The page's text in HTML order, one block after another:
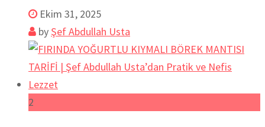
Ekim 31, 2025
by Şef Abdullah Usta
2